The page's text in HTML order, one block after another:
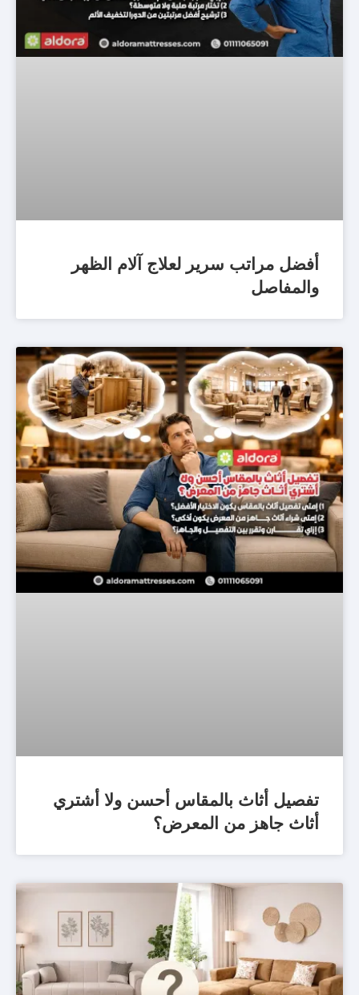
أفضل مراتب سرير لعلاج آلام الظهر
والمفاصل
تفصيل أثاث بالمقاس أحسن ولا أشتري
أثاث جاهز من المعرض؟